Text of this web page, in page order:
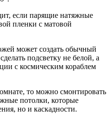
если парящие натяжные
пленки с матовой
может создать обычный
подсветку не белой, а
с космическим кораблем
то можно смонтировать
потолки, которые
но и каскадности.